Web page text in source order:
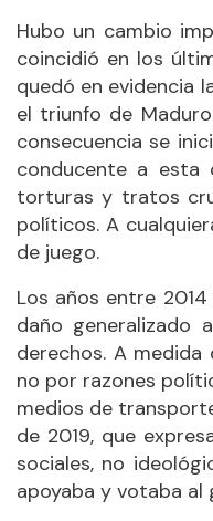
Hubo un cambio
coincidió en los
quedó en evidencia
el triunfo de
consecuencia se
conducente a esta
torturas y tratos
políticos. A
de juego.
Los años entre
daño generalizado
derechos. A
no por razones
medios de
de 2019, que
sociales, no
apoyaba y votaba al